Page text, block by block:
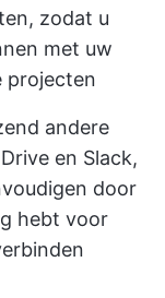
zodat u
met uw
projecten
andere
en Slack,
door
hebt voor